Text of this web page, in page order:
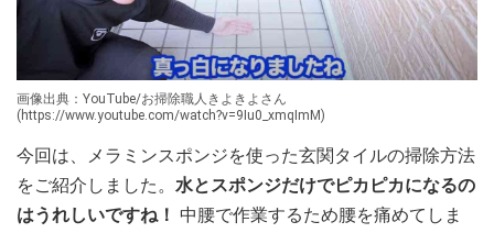
画像出典：YouTube/お掃除職人きよきよさん
(https://www.youtube.com/watch?v=9Iu0_xmqImM)
今回は、メラミンスポンジを使った玄関タイルの掃除方法
をご紹介しました。 水とスポンジだけでピカピカになるの
はうれしいですね！ 中腰で作業するため腰を痛めてしま